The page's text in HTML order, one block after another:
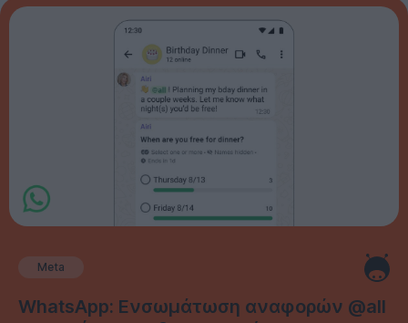
Meta
WhatsApp: Ενσωμάτωση αναφορών @all